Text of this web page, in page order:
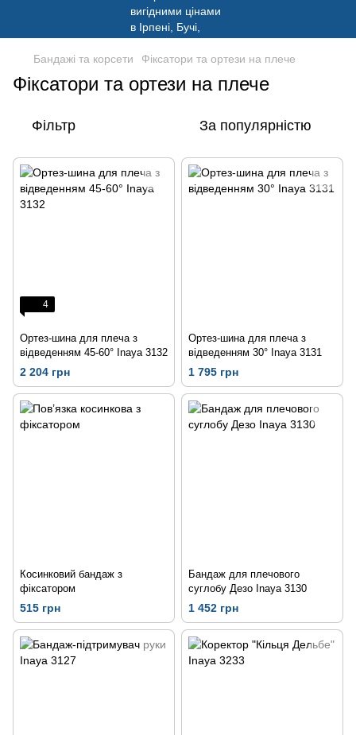
Бандажі та корсети Фіксатори та ортези на плече
Фіксатори та ортези на плече
Фільтр За популярністю
4
Ортез-шина для плеча з
відведенням 45-60° Inaya 3132
2 204 грн
Ортез-шина для плеча з
відведенням 30° Inaya 3131
1 795 грн
Косинковий бандаж з
фіксатором
515 грн
Бандаж для плечового
суглобу Дезо Inaya 3130
1 452 грн